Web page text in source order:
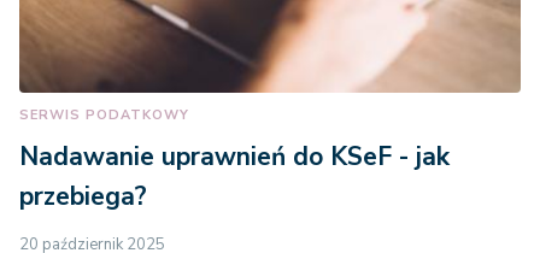
SERWIS PODATKOWY
Nadawanie uprawnień do KSeF - jak
przebiega?
20 październik 2025